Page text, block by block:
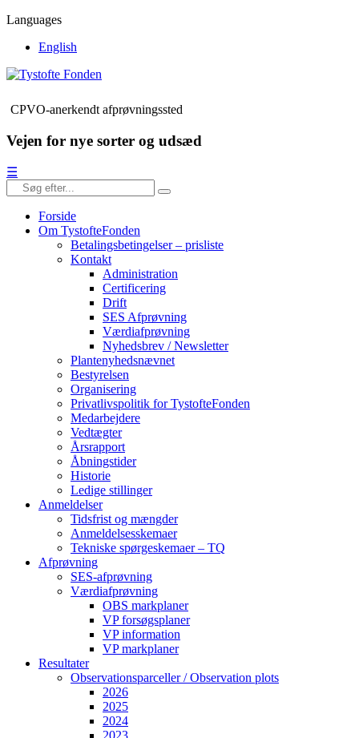
Languages
English
CPVO-anerkendt afprøvningssted
Vejen for nye sorter og udsæd
☰
Forside
Om TystofteFonden
Betalingsbetingelser – prisliste
Kontakt
Administration
Certificering
Drift
SES Afprøvning
Værdiafprøvning
Nyhedsbrev / Newsletter
Plantenyhedsnævnet
Bestyrelsen
Organisering
Privatlivspolitik for TystofteFonden
Medarbejdere
Vedtægter
Årsrapport
Åbningstider
Historie
Ledige stillinger
Anmeldelser
Tidsfrist og mængder
Anmeldelsesskemaer
Tekniske spørgeskemaer – TQ
Afprøvning
SES-afprøvning
Værdiafprøvning
OBS markplaner
VP forsøgsplaner
VP information
VP markplaner
Resultater
Observationsparceller / Observation plots
2026
2025
2024